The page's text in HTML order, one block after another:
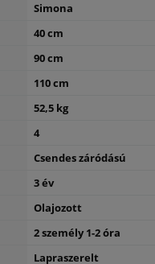
Simona
40 cm
90 cm
110 cm
52,5 kg
4
Csendes záródású
3 év
Olajozott
2 személy 1-2 óra
Lapraszerelt